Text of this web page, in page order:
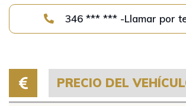
346 *** *** -Llamar
PRECIO DEL